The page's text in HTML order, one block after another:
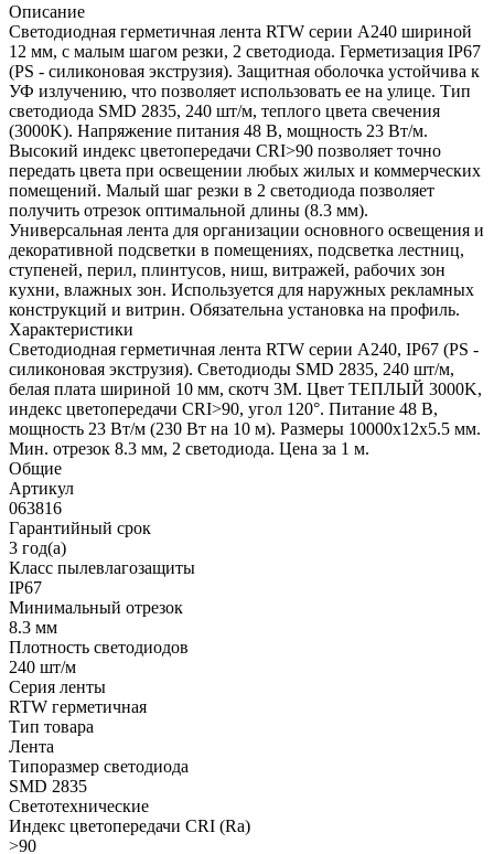
Описание
Светодиодная герметичная лента RTW серии A240 шириной
12 мм, с малым шагом резки, 2 светодиода. Герметизация IP67
(PS - силиконовая экструзия). Защитная оболочка устойчива к
УФ излучению, что позволяет использовать ее на улице. Тип
светодиода SMD 2835, 240 шт/м, теплого цвета свечения
(3000K). Напряжение питания 48 В, мощность 23 Вт/м.
Высокий индекс цветопередачи CRI>90 позволяет точно
передать цвета при освещении любых жилых и коммерческих
помещений. Малый шаг резки в 2 светодиода позволяет
получить отрезок оптимальной длины (8.3 мм).
Универсальная лента для организации основного освещения и
декоративной подсветки в помещениях, подсветка лестниц,
ступеней, перил, плинтусов, ниш, витражей, рабочих зон
кухни, влажных зон. Используется для наружных рекламных
конструкций и витрин. Обязательна установка на профиль.
Характеристики
Светодиодная герметичная лента RTW серии A240, IP67 (PS -
силиконовая экструзия). Светодиоды SMD 2835, 240 шт/м,
белая плата шириной 10 мм, скотч 3M. Цвет ТЕПЛЫЙ 3000K,
индекс цветопередачи CRI>90, угол 120°. Питание 48 В,
мощность 23 Вт/м (230 Вт на 10 м). Размеры 10000x12x5.5 мм.
Мин. отрезок 8.3 мм, 2 светодиода. Цена за 1 м.
Общие
Артикул
063816
Гарантийный срок
3 год(а)
Класс пылевлагозащиты
IP67
Минимальный отрезок
8.3 мм
Плотность светодиодов
240 шт/м
Серия ленты
RTW герметичная
Тип товара
Лента
Типоразмер светодиода
SMD 2835
Светотехнические
Индекс цветопередачи CRI (Ra)
>90